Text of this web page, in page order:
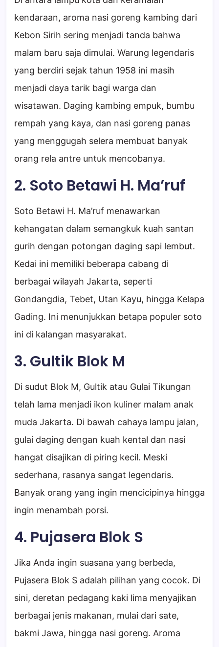
kendaraan, aroma nasi goreng kambing dari
Kebon Sirih sering menjadi tanda bahwa
malam baru saja dimulai. Warung legendaris
yang berdiri sejak tahun 1958 ini masih
menjadi daya tarik bagi warga dan
wisatawan. Daging kambing empuk, bumbu
rempah yang kaya, dan nasi goreng panas
yang menggugah selera membuat banyak
orang rela antre untuk mencobanya.
2. Soto Betawi H. Ma’ruf
Soto Betawi H. Ma’ruf menawarkan
kehangatan dalam semangkuk kuah santan
gurih dengan potongan daging sapi lembut.
Kedai ini memiliki beberapa cabang di
berbagai wilayah Jakarta, seperti
Gondangdia, Tebet, Utan Kayu, hingga Kelapa
Gading. Ini menunjukkan betapa populer soto
ini di kalangan masyarakat.
3. Gultik Blok M
Di sudut Blok M, Gultik atau Gulai Tikungan
telah lama menjadi ikon kuliner malam anak
muda Jakarta. Di bawah cahaya lampu jalan,
gulai daging dengan kuah kental dan nasi
hangat disajikan di piring kecil. Meski
sederhana, rasanya sangat legendaris.
Banyak orang yang ingin mencicipinya hingga
ingin menambah porsi.
4. Pujasera Blok S
Jika Anda ingin suasana yang berbeda,
Pujasera Blok S adalah pilihan yang cocok. Di
sini, deretan pedagang kaki lima menyajikan
berbagai jenis makanan, mulai dari sate,
bakmi Jawa, hingga nasi goreng. Aroma